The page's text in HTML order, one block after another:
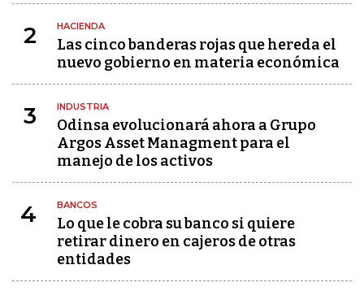
2 HACIENDA
Las cinco banderas rojas que hereda el
nuevo gobierno en materia económica
3 INDUSTRIA
Odinsa evolucionará ahora a Grupo
Argos Asset Managment para el
manejo de los activos
4 BANCOS
Lo que le cobra su banco si quiere
retirar dinero en cajeros de otras
entidades